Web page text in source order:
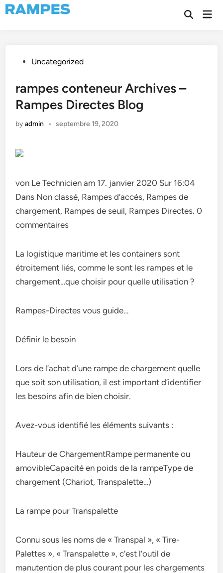
Skip
to
Open
PostedUncategorized
rampes conteneur Archives –
Rampes Directes Blog
byadmin • septembre 19, 2020
von Le Technicien am 17. janvier 2020 Sur 16:04
Dans Non classé, Rampes d’accès, Rampes de
chargement, Rampes de seuil, Rampes Directes. 0
commentaires
La logistique maritime et les containers sont
étroitement liés, comme le sont les rampes et le
chargement…que choisir pour quelle utilisation ?
Rampes-Directes vous guide…
Définir le besoin
Lors de l’achat d’une rampe de chargement quelle
que soit son utilisation, il est important d’identifier
les besoins afin de bien choisir.
Avez-vous identifié les éléments suivants :
Hauteur de ChargementRampe permanente ou
amovibleCapacité en poids de la rampeType de
chargement (Chariot, Transpalette…)
La rampe pour Transpalette
Connu sous les noms de « Transpal », « Tire-
Palettes », « Transpalette », c’est l’outil de
manutention de plus courant pour les chargements